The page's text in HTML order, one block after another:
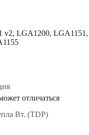
v2, LGA1200,
отличаться
Вт. (TDP)